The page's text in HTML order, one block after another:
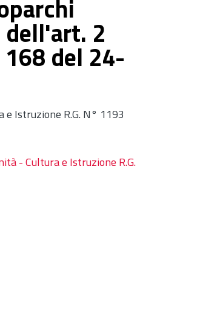
dell'art. 2
del 24-
Istruzione R.G. N° 1193
- Cultura e Istruzione R.G.